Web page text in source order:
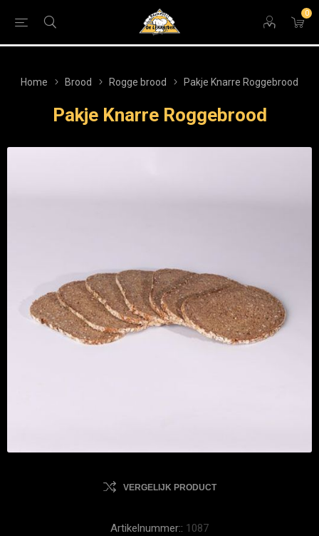
0
Home Brood Rogge brood Pakje Knarre Roggebrood
Pakje Knarre Roggebrood
VERGELIJK PRODUCT
Artikelnummer:: 1087